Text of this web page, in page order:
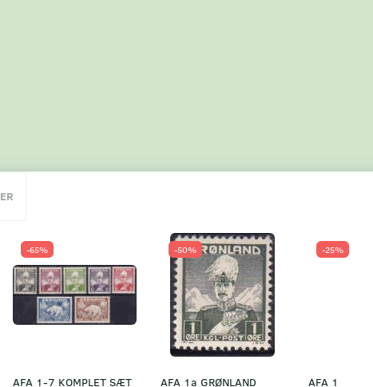
-65%
AFA 1-7 KOMPLET SÆT
-50%
AFA 1a GRØNLAND
-25%
AFA 1